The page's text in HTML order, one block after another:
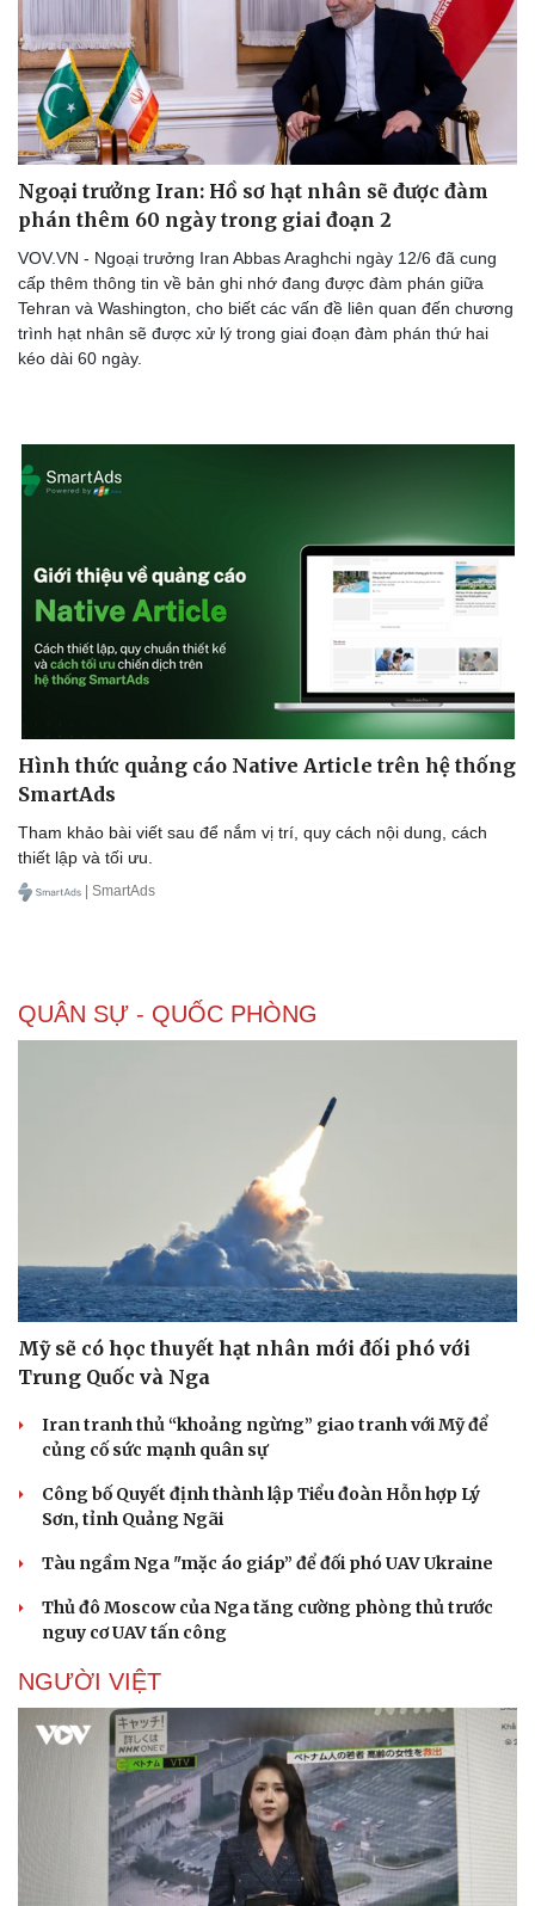
Doanh nghiệp
Thông tin doanh nghiệp
Doanh nghiệp 24h
Doanh nhân
Vì cộng đồng
Công nghệ
Sành điệu
Tin Công nghệ
Trải nghiệm
Chuyển đổi số
Dinh dưỡng - món ngon
Sản phụ khoa
Đời sống
Nhà đẹp
Blog
Tình yêu - Gia đình
Ngoại trưởng Iran: Hồ sơ hạt nhân sẽ được đàm
phán thêm 60 ngày trong giai đoạn 2
VOV.VN - Ngoại trưởng Iran Abbas Araghchi ngày 12/6 đã cung
cấp thêm thông tin về bản ghi nhớ đang được đàm phán giữa
Tehran và Washington, cho biết các vấn đề liên quan đến chương
trình hạt nhân sẽ được xử lý trong giai đoạn đàm phán thứ hai
kéo dài 60 ngày.
Hình thức quảng cáo Native Article trên hệ thống
SmartAds
Tham khảo bài viết sau để nắm vị trí, quy cách nội dung, cách
thiết lập và tối ưu.
| SmartAds
QUÂN SỰ - QUỐC PHÒNG
Mỹ sẽ có học thuyết hạt nhân mới đối phó với
Trung Quốc và Nga
Iran tranh thủ “khoảng ngừng” giao tranh với Mỹ để
củng cố sức mạnh quân sự
Công bố Quyết định thành lập Tiểu đoàn Hỗn hợp Lý
Sơn, tỉnh Quảng Ngãi
Tàu ngầm Nga "mặc áo giáp” để đối phó UAV Ukraine
Thủ đô Moscow của Nga tăng cường phòng thủ trước
nguy cơ UAV tấn công
NGƯỜI VIỆT